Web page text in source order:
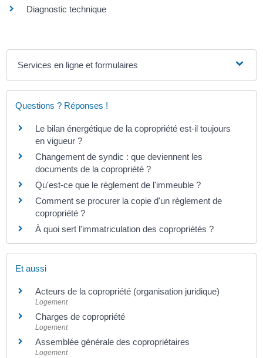
Diagnostic technique
Services en ligne et formulaires
Questions ? Réponses !
Le bilan énergétique de la copropriété est-il toujours
en vigueur ?
Changement de syndic : que deviennent les
documents de la copropriété ?
Qu'est-ce que le règlement de l'immeuble ?
Comment se procurer la copie d'un règlement de
copropriété ?
À quoi sert l'immatriculation des copropriétés ?
Et aussi
Acteurs de la copropriété (organisation juridique)
Logement
Charges de copropriété
Logement
Assemblée générale des copropriétaires
Logement